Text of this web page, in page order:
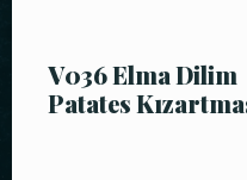
V036 Elma Dilim
Patates